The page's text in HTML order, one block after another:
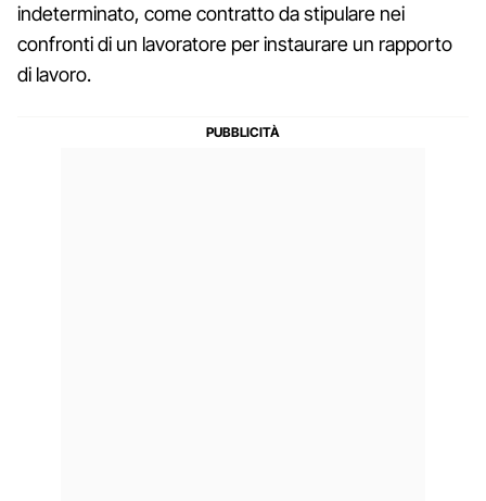
indeterminato, come contratto da stipulare nei
confronti di un lavoratore per instaurare un rapporto
di lavoro.